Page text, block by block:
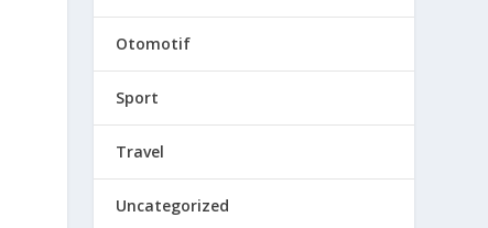
Otomotif
Sport
Travel
Uncategorized